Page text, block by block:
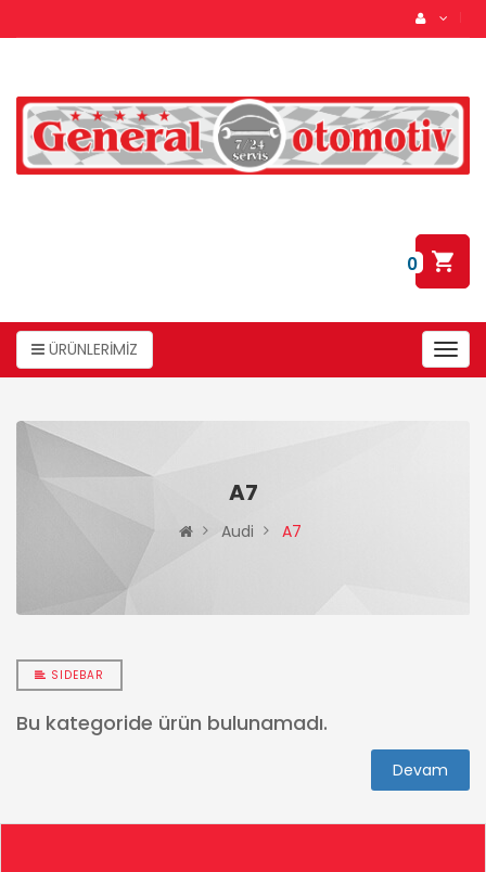
0
ÜRÜNLERİMİZ
A7
Audi A7
SIDEBAR
Bu kategoride ürün bulunamadı.
Devam